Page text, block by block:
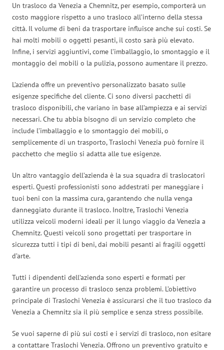
Un trasloco da Venezia a Chemnitz, per esempio, comporterà un
costo maggiore rispetto a uno trasloco all’interno della stessa
città. Il volume di beni da trasportare influisce anche sui costi. Se
hai molti mobili o oggetti pesanti, il costo sarà più elevato.
Infine, i servizi aggiuntivi, come l’imballaggio, lo smontaggio e il
montaggio dei mobili o la pulizia, possono aumentare il prezzo.
L’azienda offre un preventivo personalizzato basato sulle
esigenze specifiche del cliente. Ci sono diversi pacchetti di
trasloco disponibili, che variano in base all’ampiezza e ai servizi
necessari. Che tu abbia bisogno di un servizio completo che
include l’imballaggio e lo smontaggio dei mobili, o
semplicemente di un trasporto, Traslochi Venezia può fornire il
pacchetto che meglio si adatta alle tue esigenze.
Un altro vantaggio dell’azienda è la sua squadra di traslocatori
esperti. Questi professionisti sono addestrati per maneggiare i
tuoi beni con la massima cura, garantendo che nulla venga
danneggiato durante il trasloco. Inoltre, Traslochi Venezia
utilizza veicoli moderni ideali per il lungo viaggio da Venezia a
Chemnitz. Questi veicoli sono progettati per trasportare in
sicurezza tutti i tipi di beni, dai mobili pesanti ai fragili oggetti
d’arte.
Tutti i dipendenti dell’azienda sono esperti e formati per
garantire un processo di trasloco senza problemi. L’obiettivo
principale di Traslochi Venezia è assicurarsi che il tuo trasloco da
Venezia a Chemnitz sia il più semplice e senza stress possibile.
Se vuoi saperne di più sui costi e i servizi di trasloco, non esitare
a contattare Traslochi Venezia. Offrono un preventivo gratuito e